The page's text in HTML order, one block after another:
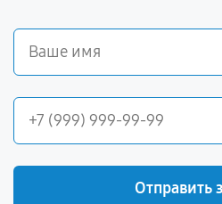
Отправить